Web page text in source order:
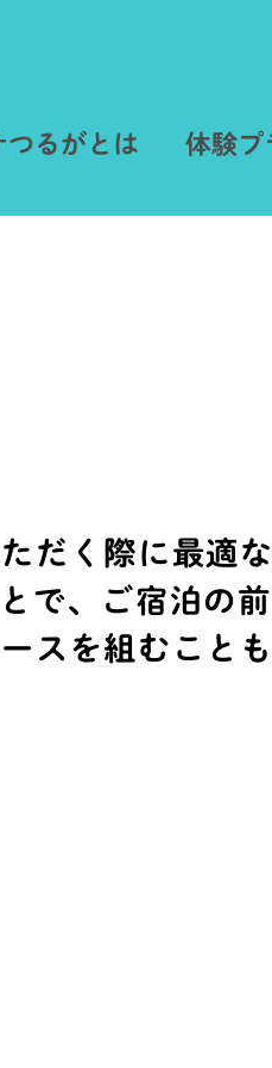
つるがとは 体験プ
だく際に最適
で、ご宿泊の前
スを組むこと